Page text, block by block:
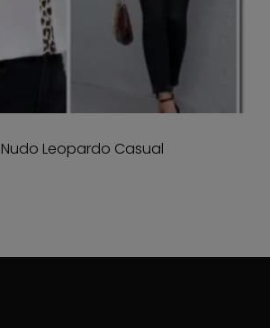
Nudo Leopardo Casual